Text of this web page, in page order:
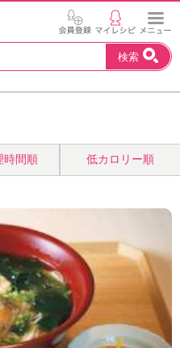
検索
時間順 低カロリー順